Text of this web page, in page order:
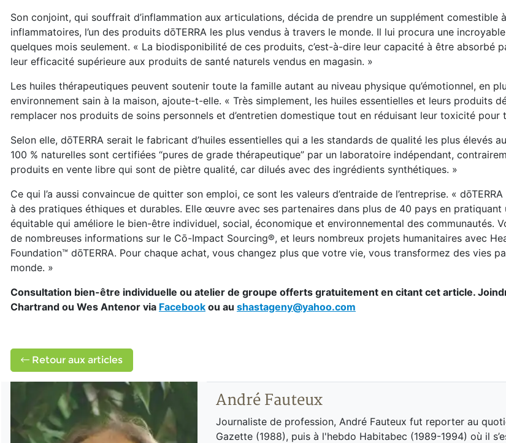
Son conjoint, qui souffrait d’inflammation aux articulations, décida de prendre un supplément comestible
inflammatoires, l’un des produits dōTERRA les plus vendus à travers le monde. Il lui procura une
quelques mois seulement. « La biodisponibilité de ces produits, c’est-à-dire leur capacité à être absorbé
leur efficacité supérieure aux produits de santé naturels vendus en magasin. »
Les huiles thérapeutiques peuvent soutenir toute la famille autant au niveau physique qu’émotionnel, en
environnement sain à la maison, ajoute-t-elle. « Très simplement, les huiles essentielles et leurs produits
remplacer nos produits de soins personnels et d’entretien domestique tout en réduisant leur toxicité pour
Selon elle, dōTERRA serait le fabricant d’huiles essentielles qui a les standards de qualité les plus élevés
100 % naturelles sont certifiées “pures de grade thérapeutique” par un laboratoire indépendant,
produits en vente libre qui sont de piètre qualité, car dilués avec des ingrédients synthétiques. »
Ce qui l’a aussi convaincue de quitter son emploi, ce sont les valeurs d’entraide de l’entreprise. «
à des pratiques éthiques et durables. Elle œuvre avec ses partenaires dans plus de 40 pays en pratiquant
équitable qui améliore le bien-être individuel, social, économique et environnemental des communautés.
de nombreuses informations sur le Cō-Impact Sourcing®, et leurs nombreux projets humanitaires avec
Foundation™ dōTERRA. Pour chaque achat, vous changez plus que votre vie, vous transformez des vies
monde. »
Consultation bien-être individuelle ou atelier de groupe offerts gratuitement en citant cet article.
Chartrand ou Wes Antenor via Facebook ou au shastageny@yahoo.com
Retour aux articles
André Fauteux
Journaliste de profession, André Fauteux fut reporter au
Gazette (1988), puis à l'hebdo Habitabec (1989-1994) où il